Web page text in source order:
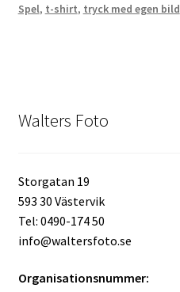
Spel, t-shirt, tryck med egen bild
Walters Foto
Storgatan 19
593 30 Västervik
Tel: 0490-174 50
info@waltersfoto.se
Organisationsnummer: